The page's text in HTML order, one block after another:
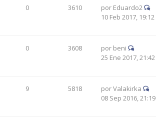
0 3610 por Eduardo2
10 Feb 2017, 19:12
0 3608 por beni
25 Ene 2017, 21:42
9 5818 porValakirka
08 Sep 2016, 21:19